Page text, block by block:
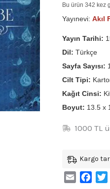
Bu ürün 342 kez
Yayınevi: Akıl
Yayın Tarihi:
Dil: Türkçe
Sayfa Sayısı:
Cilt Tipi:
Kağıt Cinsi:
Boyut: 13.5 x
1000 TL
Kargo
Email